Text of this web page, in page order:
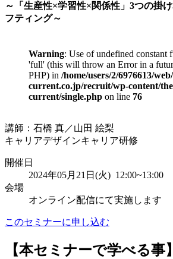
～「生産性×学習性×関係性」3つの掛
フティング～
Warning: Use of undefined constant
'full' (this will throw an Error in a
PHP) in /home/users/2/6976613/
current.co.jp/recruit/wp-content/
current/single.php on line 76
講師：石橋 真／山田 絵梨
キャリアデザインキャリア研修
開催日
2024年05月21日(火) 12:00~13:00
会場
オンライン配信にて実施します
このセミナーに申し込む
【本セミナーで学べる事】